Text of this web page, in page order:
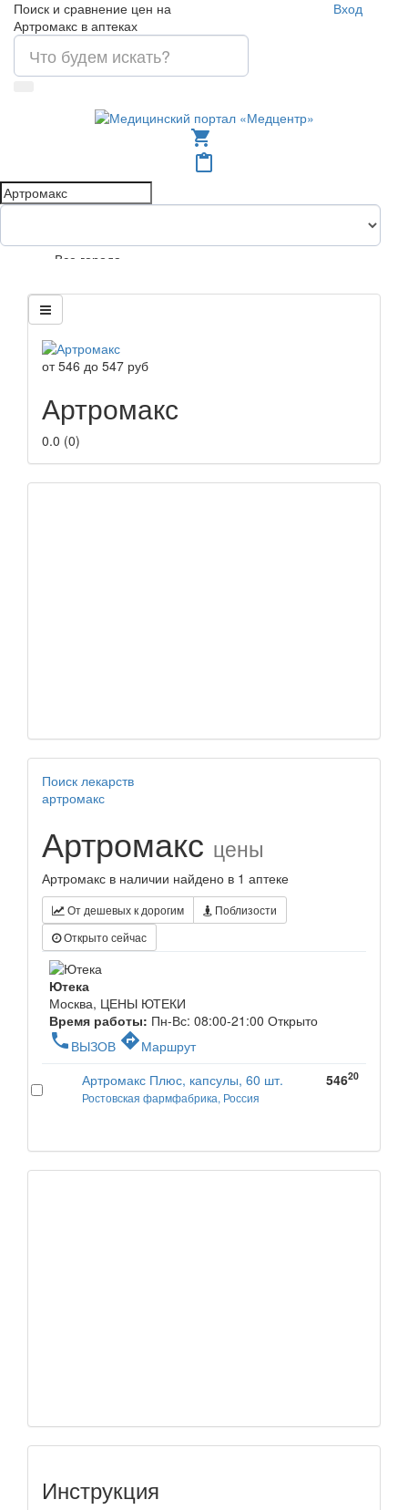
Поиск и сравнение цен на
Артромакс в аптеках
Вход
shopping_cart
content_paste
Все города
от546 до 547 руб
Артромакс
0.0 (0)
Поиск лекарств
артромакс
Артромакс цены
Артромакс в наличии найдено в 1 аптеке
От дешевых к дорогим
Поблизости
Открыто сейчас
Ютека
Москва, ЦЕНЫ ЮТЕКИ
Время работы: Пн-Вс: 08:00-21:00 Открыто
phone ВЫЗОВ directionsМаршрут
Артромакс Плюс, капсулы, 60 шт.
Ростовская фармфабрика, Россия
54620
Инструкция